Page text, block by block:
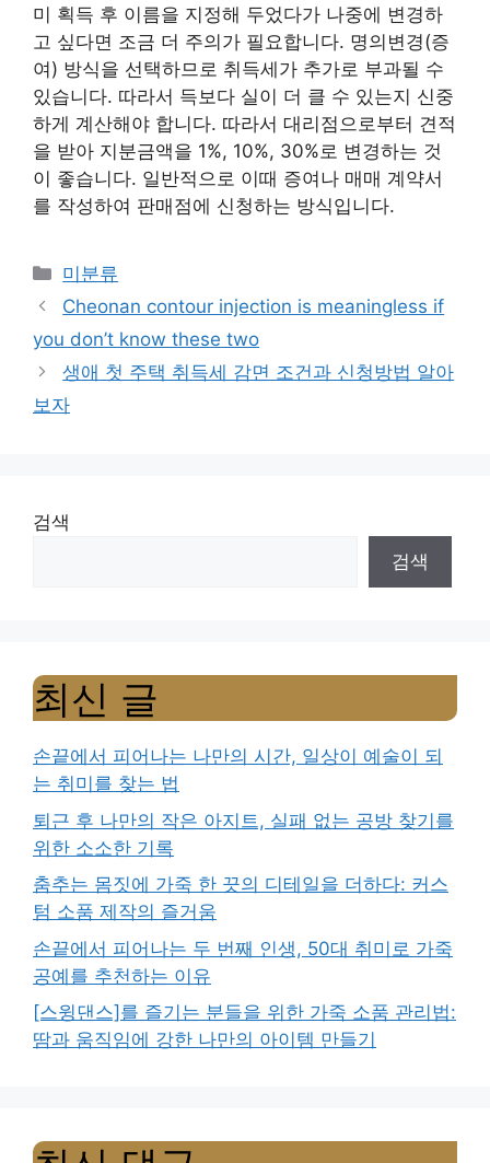
미 획득 후 이름을 지정해 두었다가 나중에 변경하
고 싶다면 조금 더 주의가 필요합니다. 명의변경(증
여) 방식을 선택하므로 취득세가 추가로 부과될 수
있습니다. 따라서 득보다 실이 더 클 수 있는지 신중
하게 계산해야 합니다. 따라서 대리점으로부터 견적
을 받아 지분금액을 1%, 10%, 30%로 변경하는 것
이 좋습니다. 일반적으로 이때 증여나 매매 계약서
를 작성하여 판매점에 신청하는 방식입니다.
Categories
미분류
Cheonan contour injection is meaningless if
you don’t know these two
생애 첫 주택 취득세 감면 조건과 신청방법 알아
보자
검색
검색
최신 글
손끝에서 피어나는 나만의 시간, 일상이 예술이 되
는 취미를 찾는 법
퇴근 후 나만의 작은 아지트, 실패 없는 공방 찾기를
위한 소소한 기록
춤추는 몸짓에 가죽 한 끗의 디테일을 더하다: 커스
텀 소품 제작의 즐거움
손끝에서 피어나는 두 번째 인생, 50대 취미로 가죽
공예를 추천하는 이유
[스윙댄스]를 즐기는 분들을 위한 가죽 소품 관리법:
땀과 움직임에 강한 나만의 아이템 만들기